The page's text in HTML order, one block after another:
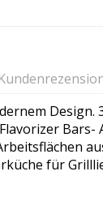
Bars-
für